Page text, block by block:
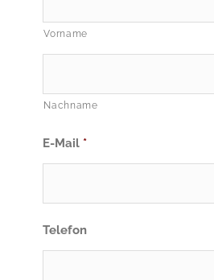
Vorname
Nachname
E-Mail *
Telefon